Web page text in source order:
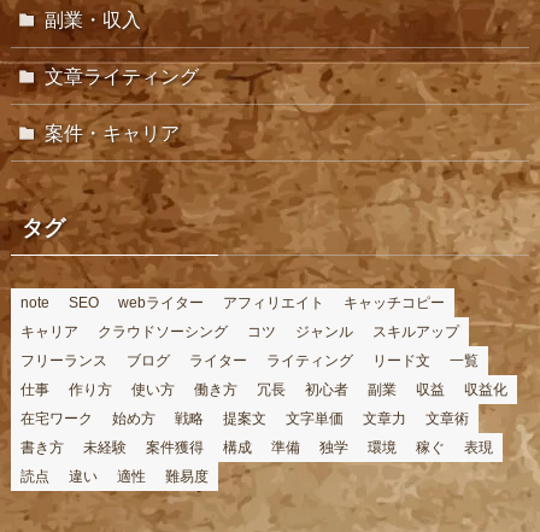
副業・収入
文章ライティング
案件・キャリア
タグ
note SEO webライター アフィリエイト
キャッチコピー
キャリア
クラウドソーシング コツ ジャンル
スキルアップ
フリーランス
ブログ ライター ライティング リード文
一覧
仕事
作り方 使い方 働き方 冗長 初心者 副業 収益
収益化
在宅ワーク
始め方 戦略 提案文 文字単価 文章力
文章術
書き方
未経験 案件獲得 構成 準備 独学 環境 稼ぐ
表現
読点
違い 適性 難易度